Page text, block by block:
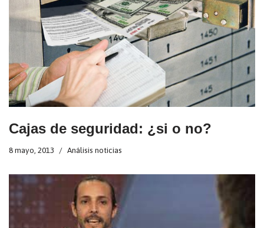
Cajas de seguridad: ¿si o no?
8 mayo, 2013 Análisis noticias